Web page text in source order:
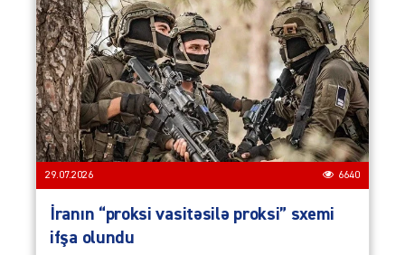
29.07.2026 6640
İranın “proksi vasitəsilə proksi” sxemi
ifşa olundu